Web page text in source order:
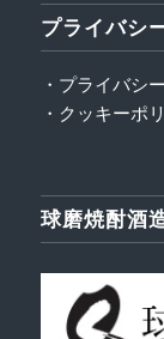
プライバシ
・プライバシ
・クッキーポ
球磨焼酎酒